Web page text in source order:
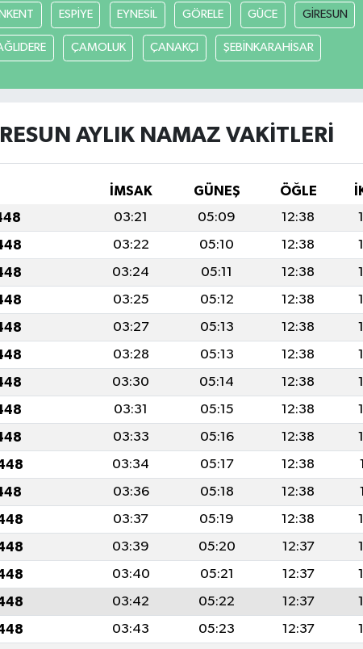
ESPİYE EYNESİL GÖRELE GÜCE GİRESUN
ÇAMOLUK ÇANAKÇI ŞEBİNKARAHİSAR
AYLIK NAMAZ VAKITLERI
İMSAK GÜNEŞ ÖĞLE
03:21 05:09 12:38
03:22 05:10 12:38
03:24 05:11 12:38
03:25 05:12 12:38
03:27 05:13 12:38
03:28 05:13 12:38
03:30 05:14 12:38
03:31 05:15 12:38
03:33 05:16 12:38
03:34 05:17 12:38
03:36 05:18 12:38
03:37 05:19 12:38
03:39 05:20 12:37
03:40 05:21 12:37
03:42 05:22 12:37
03:43 05:23 12:37